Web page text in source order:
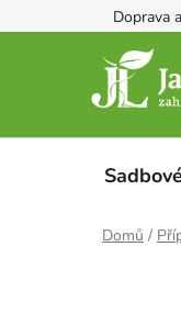
na
Doprava
Domů /